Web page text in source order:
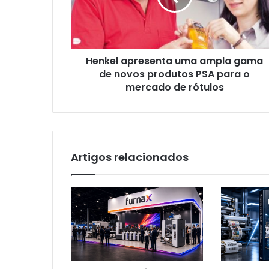
de
produtos
PSA
Henkel apresenta uma ampla gama
de novos produtos PSA para o
mercado de rótulos
Artigos relacionados